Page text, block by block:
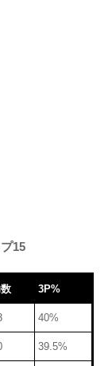
15
3P%
40%
39.5%